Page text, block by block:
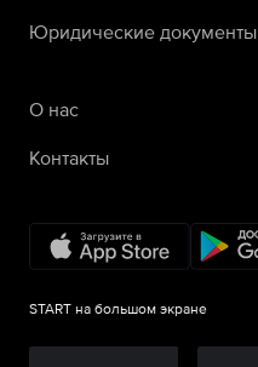
Юридические документы
О нас
Контакты
START на большом экране